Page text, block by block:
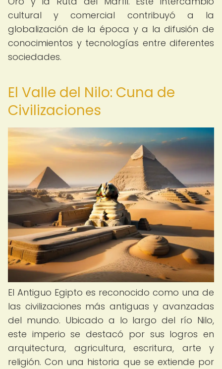
cultural y comercial contribuyó a la
globalización de la época y a la difusión de
conocimientos y tecnologías entre diferentes
sociedades.
El Valle del Nilo: Cuna de
Civilizaciones
El Antiguo Egipto es reconocido como una de
las civilizaciones más antiguas y avanzadas
del mundo. Ubicado a lo largo del río Nilo,
este imperio se destacó por sus logros en
arquitectura, agricultura, escritura, arte y
religión. Con una historia que se extiende por